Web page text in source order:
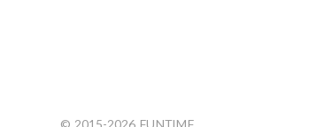
© 2015-2026 FUNTIME